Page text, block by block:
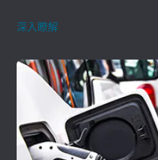
深入瞭解